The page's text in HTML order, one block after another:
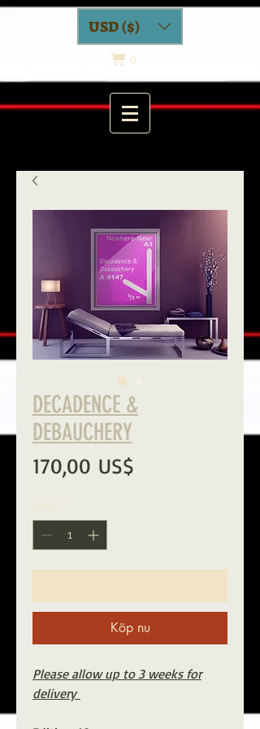
USD ($)
0
DECADENCE &
DEBAUCHERY
170,00 US$
Antal *
Köp nu
Please allow up to 3 weeks for
delivery